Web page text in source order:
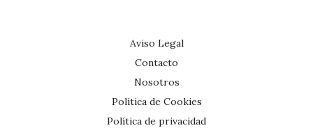
Aviso Legal
Contacto
Nosotros
Política de Cookies
Política de privacidad